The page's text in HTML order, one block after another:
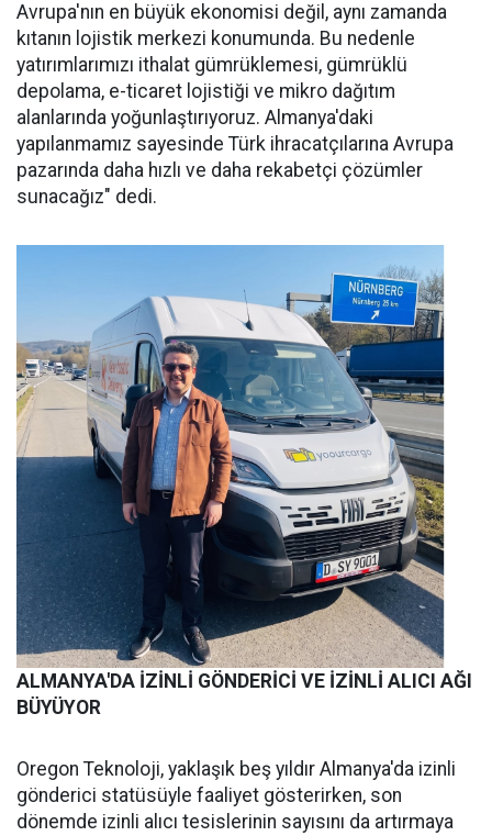
Avrupa'nın en büyük ekonomisi değil, aynı zamanda
kıtanın lojistik merkezi konumunda. Bu nedenle
yatırımlarımızı ithalat gümrüklemesi, gümrüklü
depolama, e-ticaret lojistiği ve mikro dağıtım
alanlarında yoğunlaştırıyoruz. Almanya'daki
yapılanmamız sayesinde Türk ihracatçılarına Avrupa
pazarında daha hızlı ve daha rekabetçi çözümler
sunacağız" dedi.
ALMANYA'DA İZİNLİ GÖNDERİCİ VE İZİNLİ ALICI AĞI
BÜYÜYOR
Oregon Teknoloji, yaklaşık beş yıldır Almanya'da izinli
gönderici statüsüyle faaliyet gösterirken, son
dönemde izinli alıcı tesislerinin sayısını da artırmaya